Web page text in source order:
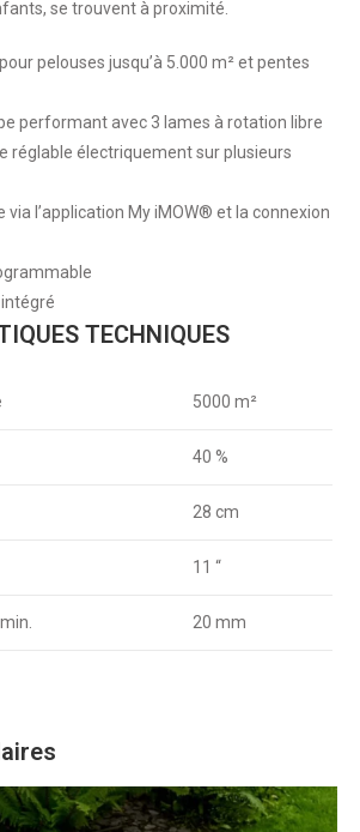
se trouvent à proximité.
pelouses jusqu’à 5.000 m² et pentes
performant avec 3 lames à rotation libre
réglable électriquement sur plusieurs
via l’application My iMOW® et la connexion
TECHNIQUES
5000 m²
40 %
28 cm
11 “
20 mm